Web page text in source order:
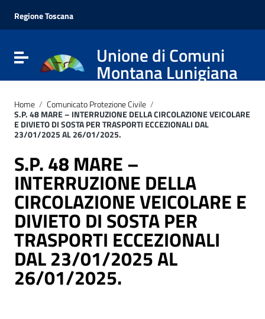
Vai al menu di navigazione
Vai al footer
Regione Toscana
Attiva / disattiva la navigazioneUnione di Comuni
Montana Lunigiana
Home / Comunicato Protezione Civile /
S.P. 48 MARE – INTERRUZIONE DELLA CIRCOLAZIONE VEICOLARE
E DIVIETO DI SOSTA PER TRASPORTI ECCEZIONALI DAL
23/01/2025 AL 26/01/2025.
S.P. 48 MARE –
INTERRUZIONE DELLA
CIRCOLAZIONE VEICOLARE E
DIVIETO DI SOSTA PER
TRASPORTI ECCEZIONALI
DAL 23/01/2025 AL
26/01/2025.